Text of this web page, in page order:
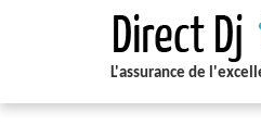
L'assurance de